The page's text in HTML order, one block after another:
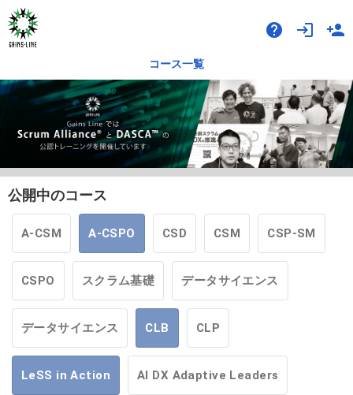
help login person_add
コース一覧
公開中のコース
A-CSM A-CSPO CSD CSM CSP-SM
CSPO スクラム基礎 データサイエンス
データサイエンス CLB CLP
LeSS in Action AI DX Adaptive Leaders